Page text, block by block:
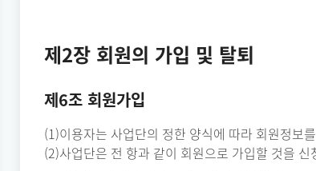
제2장 회원의 가입 및 탈퇴
제6조 회원가입
(1)이용자는 사업단의 정한 양식에 따라 회원정보
(2)사업단은 전 항과 같이 회원으로 가입할 것을